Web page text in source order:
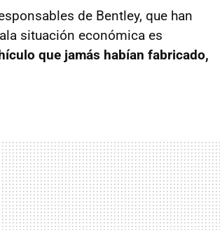
de Bentley, que han
situación económica es
que jamás habían fabricado,